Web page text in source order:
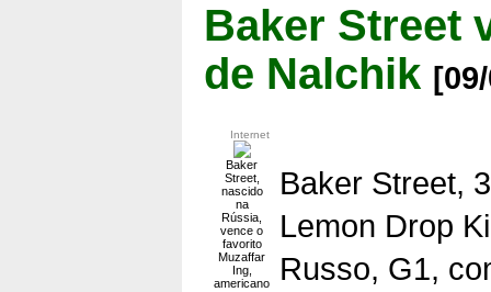
Baker Street
de Nalchik
Internet
Baker
Street,
nascido
na
Rússia,
vence o
favorito
Muzaffar
Ing,
americano
Baker Street,
Lemon Drop
Russo, G1,